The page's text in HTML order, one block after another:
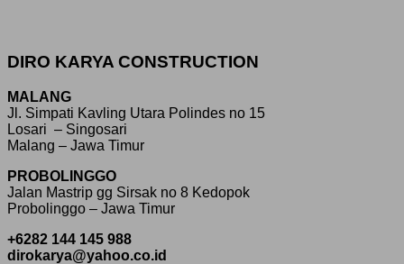
DIRO KARYA CONSTRUCTION
MALANG
Jl. Simpati Kavling Utara Polindes no 15
Losari – Singosari
Malang – Jawa Timur
PROBOLINGGO
Jalan Mastrip gg Sirsak no 8 Kedopok
Probolinggo – Jawa Timur
+6282 144 145 988
dirokarya@yahoo.co.id